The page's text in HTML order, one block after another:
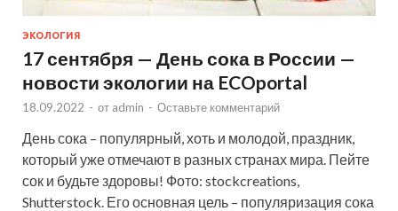
ЭКОЛОГИЯ
17 сентября — День сока в России —
новости экологии на ECOportal
18.09.2022 - от admin - Оставьте комментарий
День сока – популярный, хоть и молодой, праздник,
который уже отмечают в разных странах мира. Пейте
сок и будьте здоровы! Фото: stockcreations,
Shutterstock. Его основная цель – популяризация сока